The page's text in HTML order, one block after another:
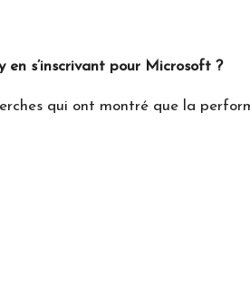
s’inscrivant pour Microsoft ?
qui ont montré que la